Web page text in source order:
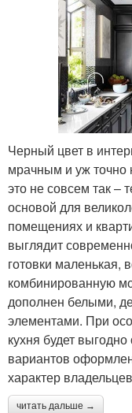
Черный цвет в
мрачным и уж точно
это не совсем так –
основой для
помещениях и
выглядит
готовки маленькая,
комбинированную
дополнен белыми,
элементами. При
кухня будет
вариантов
характер
читать дальше →